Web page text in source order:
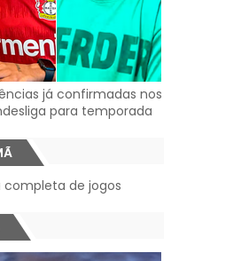
já confirmadas nos
para temporada
de jogos